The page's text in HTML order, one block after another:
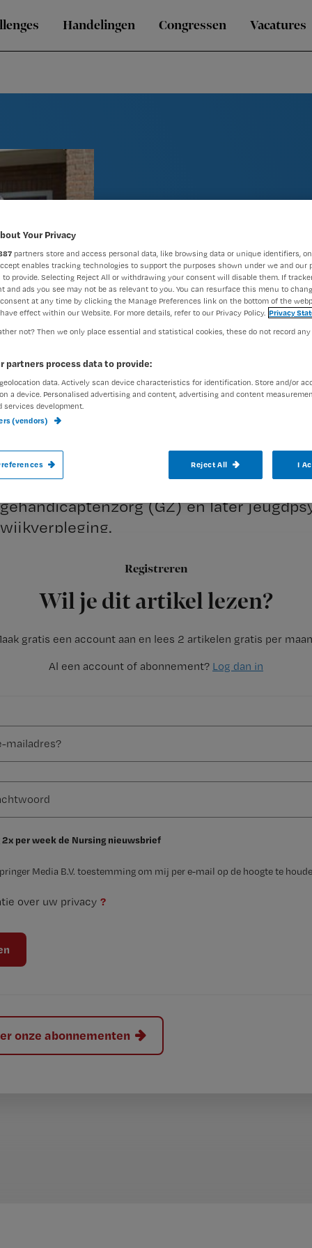
Handelingen Congressen Vacatures
De dag
Auteur:
Registreren
Wil je dit artikel lezen?
gratis een account aan en lees 2 artikelen gratis per
Al een account of abonnement? Log dan in
2x per week de Nursing nieuwsbrief
Media B.V. toestemming om mij per e-mail op de hoogte te
over uw privacy ?
onze abonnementen
Aan het woord: Jochem Kos,
bij een grote thuiszorgorganisatie in
gehandicaptenzorg (GZ) en later
wijkverpleging.
Your Privacy
partners store and access personal data, like browsing data or unique identifiers,
enables tracking technologies to support the purposes shown under we and our
to provide. Selecting Reject All or withdrawing your consent will disable them. If
and ads you see may not be as relevant to you. You can resurface this menu to
at any time by clicking the Manage Preferences link on the bottom of the
effect within our Website. For more details, refer to our Privacy Policy. Privacy
not? Then we only place essential and statistical cookies, these do not record
partners process data to provide:
data. Actively scan device characteristics for identification. Store and/or
a device. Personalised advertising and content, advertising and content
services development.
(vendors)
Reject All I